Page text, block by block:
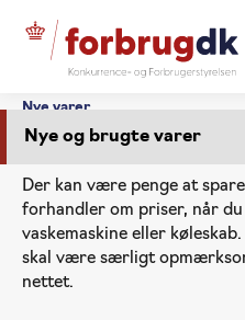
Nye varer
Hårde
Der kan være penge at
forhandler om priser, når
vaskemaskine eller
skal være særligt
nettet.
Nye og brugte varer
Køb af barnevogn